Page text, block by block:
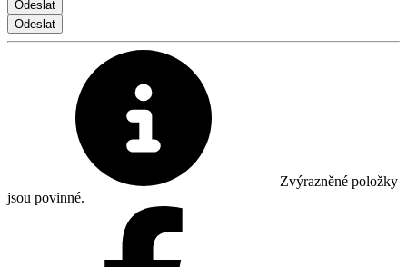
Zvýrazněné položky
jsou povinné.